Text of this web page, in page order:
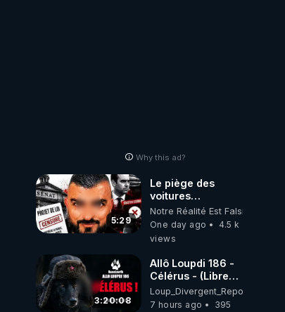
Why this ad?
5:29
Le piège des
voitures
électriques se
referme sur les
usagers !
Notre Réalité Est Falsifiée Et
One day ago
4.5 k
views
3:20:08
Allô Loupdi 186 -
Célérus - (Libre
Antenne) - Loup
Divergent
Loup_Divergent_Reposts
7 hours ago
395